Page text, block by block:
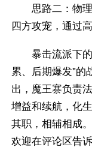
思路二：物理
四方攻宠，通过
暴击流派下的"
累、后期爆发"的
出，魔王寨负责
增益和续航，化
其职，相辅相成
欢迎在评论区告